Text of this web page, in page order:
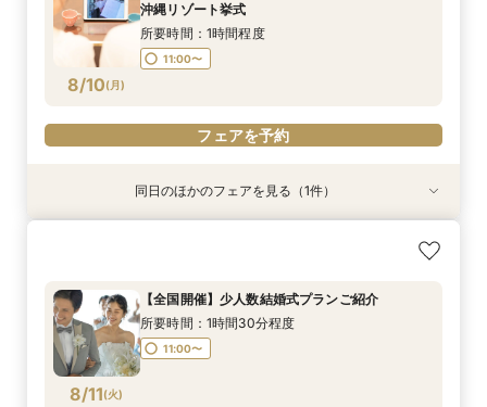
8/10(月)
沖縄リゾート挙式
所要時間：1時間程度
11:00〜
フェアを予約
8/10( )
親御様のための安心相談会｜費用・準備・服装ま
同日のほかのフェアを見る（1件）
8/11(火)
【全国開催】少人数結婚式プランご紹介
所要時間：1時間30分程度
11:00〜